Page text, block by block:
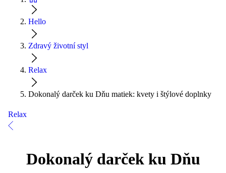
Hello
Zdravý životní styl
Relax
Dokonalý darček ku Dňu matiek: kvety i štýlové doplnky
Relax
Dokonalý darček ku Dňu